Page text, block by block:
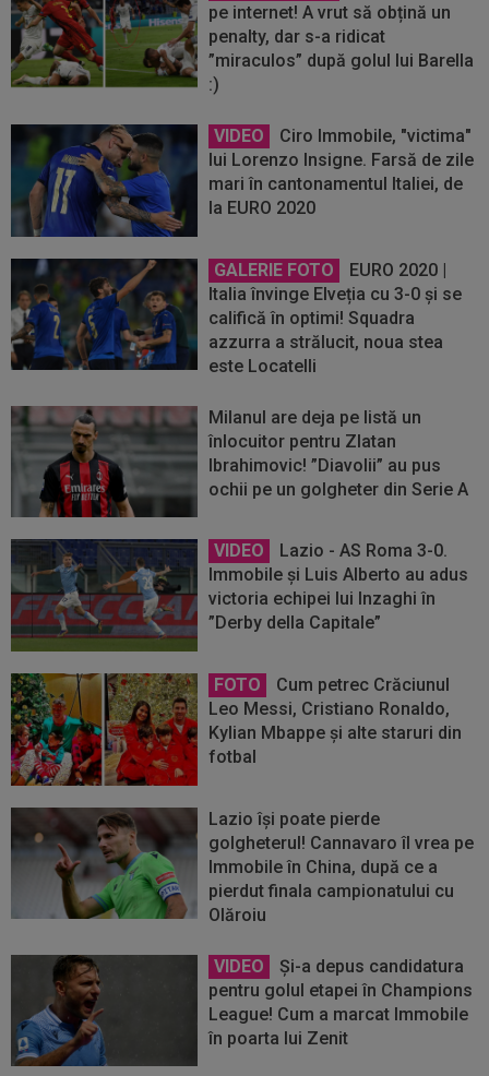
pe internet! A vrut să obțină un
penalty, dar s-a ridicat
”miraculos” după golul lui Barella
:)
VIDEO
Ciro Immobile, "victima"
lui Lorenzo Insigne. Farsă de zile
mari în cantonamentul Italiei, de
la EURO 2020
GALERIE FOTO
EURO 2020 |
Italia învinge Elveția cu 3-0 și se
califică în optimi! Squadra
azzurra a strălucit, noua stea
este Locatelli
Milanul are deja pe listă un
înlocuitor pentru Zlatan
Ibrahimovic! ”Diavolii” au pus
ochii pe un golgheter din Serie A
VIDEO
Lazio - AS Roma 3-0.
Immobile și Luis Alberto au adus
victoria echipei lui Inzaghi în
”Derby della Capitale”
FOTO
Cum petrec Crăciunul
Leo Messi, Cristiano Ronaldo,
Kylian Mbappe și alte staruri din
fotbal
Lazio își poate pierde
golgheterul! Cannavaro îl vrea pe
Immobile în China, după ce a
pierdut finala campionatului cu
Olăroiu
VIDEO
Și-a depus candidatura
pentru golul etapei în Champions
League! Cum a marcat Immobile
în poarta lui Zenit